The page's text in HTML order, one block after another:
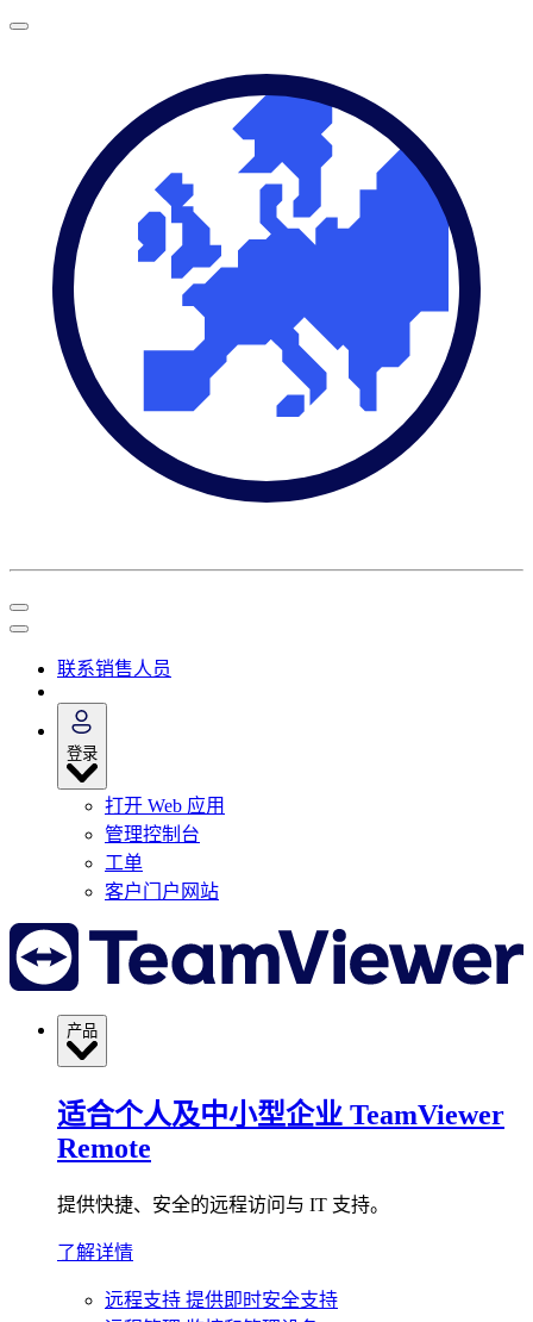
联系销售人员
登录
打开 Web 应用
管理控制台
工单
客户门户网站
产品
适合个人及中小型企业 TeamViewer
Remote
提供快捷、安全的远程访问与 IT 支持。
了解详情
远程支持 提供即时安全支持